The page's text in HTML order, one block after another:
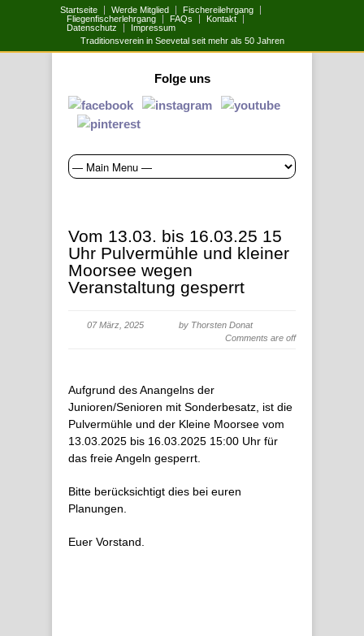
Startseite Werde Mitglied
Fischereilehrgang
Fliegenfischerlehrgang
FAQs
Kontakt
Datenschutz
Impressum
Traditionsverein in Seevetal seit mehr als 50 Jahren
Folge uns
Vom 13.03. bis 16.03.25 15
Uhr Pulvermühle und kleiner
Moorsee wegen
Veranstaltung gesperrt
07 März, 2025
by Thorsten Donat
Comments are off
Aufgrund des Anangelns der
Junioren/Senioren mit Sonderbesatz, ist die
Pulvermühle und der Kleine Moorsee vom
13.03.2025 bis 16.03.2025 15:00 Uhr für
das freie Angeln gesperrt.
Bitte berücksichtigt dies bei euren
Planungen.
Euer Vorstand.